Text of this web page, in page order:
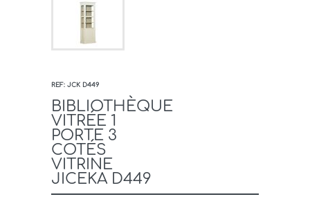
REF: JCK D449
BIBLIOTHÈQUE
VITRÉE 1
PORTE 3
COTÉS
VITRINE
JICEKA D449